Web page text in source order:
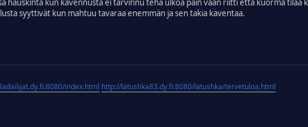
syyttivät kun mahtuu tavaraa enemmän ja sen takia kaventaa.
index.html http://latushka83.dy.fi:8080/latushka/tervetuloa.html